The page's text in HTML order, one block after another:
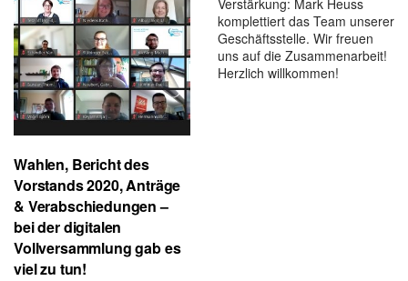
Wahlen, Bericht des
Vorstands 2020, Anträge
& Verabschiedungen –
bei der digitalen
Vollversammlung gab es
viel zu tun!
Verstärkung: Mark Heuss
komplettiert das Team unserer
Geschäftsstelle. Wir freuen
uns auf die Zusammenarbeit!
Herzlich willkommen!